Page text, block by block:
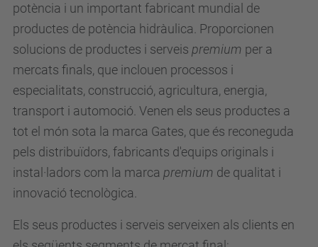
potència i un important fabricant mundial de
productes de potència hidràulica. Proporcionen
solucions de productes i serveis premium per a
mercats finals, que inclouen processos i
especialitats, construcció, agricultura, energia,
transport i automoció. Venen els seus productes a
tot el món sota la marca Gates, que és reconeguda
pels distribuïdors, fabricants d'equips originals i
instal·ladors com la marca premium de qualitat i
innovació tecnològica.
Els seus productes i serveis serveixen als clients en